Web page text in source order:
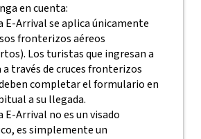
en cuenta:
E-Arrival se aplica únicamente
fronterizos aéreos
Los turistas que ingresan a
a través de cruces fronterizos
completar el formulario en
a su llegada.
E-Arrival no es un visado
es simplemente un